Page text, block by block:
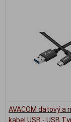
AVACOM datový a
kabel USB - USB